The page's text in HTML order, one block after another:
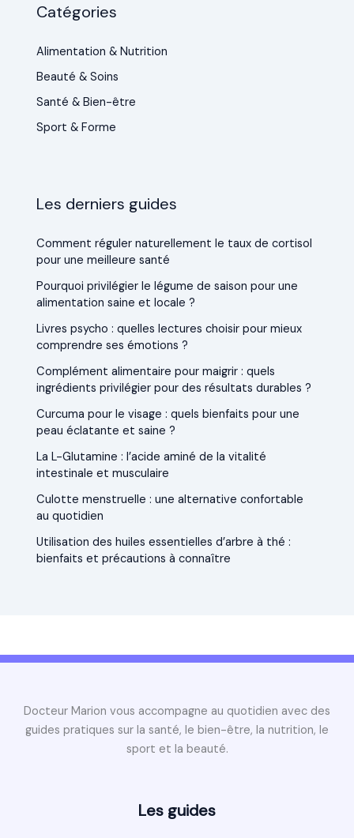
Catégories
Alimentation & Nutrition
Beauté & Soins
Santé & Bien-être
Sport & Forme
Les derniers guides
Comment réguler naturellement le taux de cortisol
pour une meilleure santé
Pourquoi privilégier le légume de saison pour une
alimentation saine et locale ?
Livres psycho : quelles lectures choisir pour mieux
comprendre ses émotions ?
Complément alimentaire pour maigrir : quels
ingrédients privilégier pour des résultats durables ?
Curcuma pour le visage : quels bienfaits pour une
peau éclatante et saine ?
La L-Glutamine : l’acide aminé de la vitalité
intestinale et musculaire
Culotte menstruelle : une alternative confortable
au quotidien
Utilisation des huiles essentielles d’arbre à thé :
bienfaits et précautions à connaître
Docteur Marion vous accompagne au quotidien avec des
guides pratiques sur la santé, le bien-être, la nutrition, le
sport et la beauté.
Les guides